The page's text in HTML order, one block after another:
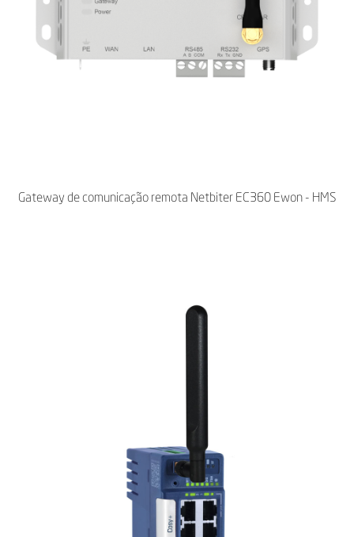
Gateway de comunicação remota Netbiter EC360 Ewon - HMS